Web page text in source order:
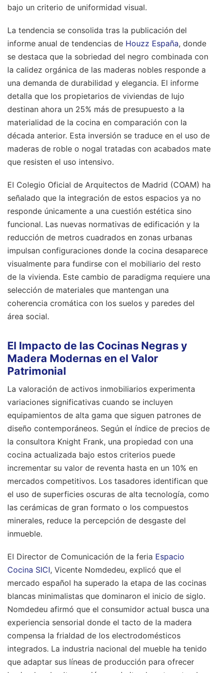
bajo un criterio de uniformidad visual.
La tendencia se consolida tras la publicación del
informe anual de tendencias de Houzz España, donde
se destaca que la sobriedad del negro combinada con
la calidez orgánica de las maderas nobles responde a
una demanda de durabilidad y elegancia. El informe
detalla que los propietarios de viviendas de lujo
destinan ahora un 25% más de presupuesto a la
materialidad de la cocina en comparación con la
década anterior. Esta inversión se traduce en el uso de
maderas de roble o nogal tratadas con acabados mate
que resisten el uso intensivo.
El Colegio Oficial de Arquitectos de Madrid (COAM) ha
señalado que la integración de estos espacios ya no
responde únicamente a una cuestión estética sino
funcional. Las nuevas normativas de edificación y la
reducción de metros cuadrados en zonas urbanas
impulsan configuraciones donde la cocina desaparece
visualmente para fundirse con el mobiliario del resto
de la vivienda. Este cambio de paradigma requiere una
selección de materiales que mantengan una
coherencia cromática con los suelos y paredes del
área social.
El Impacto de las Cocinas Negras y
Madera Modernas en el Valor
Patrimonial
La valoración de activos inmobiliarios experimenta
variaciones significativas cuando se incluyen
equipamientos de alta gama que siguen patrones de
diseño contemporáneos. Según el índice de precios de
la consultora Knight Frank, una propiedad con una
cocina actualizada bajo estos criterios puede
incrementar su valor de reventa hasta en un 10% en
mercados competitivos. Los tasadores identifican que
el uso de superficies oscuras de alta tecnología, como
las cerámicas de gran formato o los compuestos
minerales, reduce la percepción de desgaste del
inmueble.
El Director de Comunicación de la feria Espacio
Cocina SICI, Vicente Nomdedeu, explicó que el
mercado español ha superado la etapa de las cocinas
blancas minimalistas que dominaron el inicio de siglo.
Nomdedeu afirmó que el consumidor actual busca una
experiencia sensorial donde el tacto de la madera
compensa la frialdad de los electrodomésticos
integrados. La industria nacional del mueble ha tenido
que adaptar sus líneas de producción para ofrecer